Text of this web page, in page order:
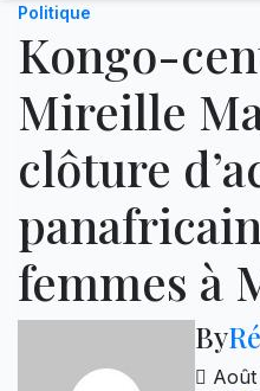
Politique
Kongo-
Mireille
clôture
femmes à
By
Août